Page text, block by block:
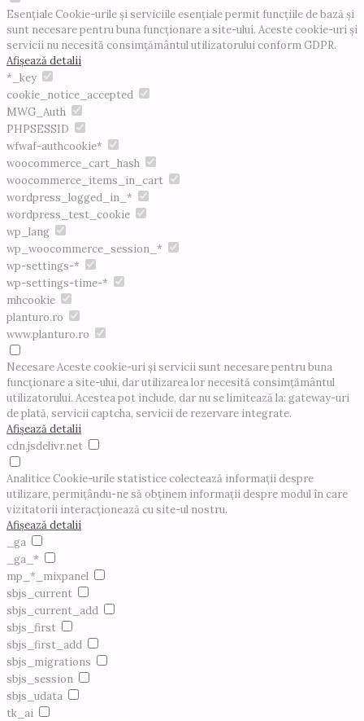
EsențialeCookie-urile și serviciile esențiale permit funcțiile de bază și
sunt necesare pentru buna funcționare a site-ului. Aceste cookie-uri și
servicii nu necesită consimțământul utilizatorului conform GDPR.
Afișează detalii
*_key
cookie_notice_accepted
MWG_Auth
PHPSESSID
wfwaf-authcookie*
woocommerce_cart_hash
woocommerce_items_in_cart
wordpress_logged_in_*
wordpress_test_cookie
wp_lang
wp_woocommerce_session_*
wp-settings-*
wp-settings-time-*
mhcookie
planturo.ro
www.planturo.ro
NecesareAceste cookie-uri și servicii sunt necesare pentru buna
funcționare a site-ului, dar utilizarea lor necesită consimțământul
utilizatorului. Acestea pot include, dar nu se limitează la: gateway-uri
de plată, servicii captcha, servicii de rezervare integrate.
Afișează detalii
cdn.jsdelivr.net
AnaliticeCookie-urile statistice colectează informații despre
utilizare, permițându-ne să obținem informații despre modul în care
vizitatorii interacționează cu site-ul nostru.
Afișează detalii
_ga
_ga_*
mp_*_mixpanel
sbjs_current
sbjs_current_add
sbjs_first
sbjs_first_add
sbjs_migrations
sbjs_session
sbjs_udata
tk_ai